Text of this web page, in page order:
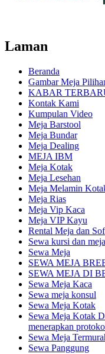
Laman
Beranda
Gambar Meja
KABAR
Kontak Kami
Kumpulan Video
Meja Barstool
Meja Bundar
Meja Dealing
MEJA IBM
Meja Kotak
Meja Lesehan
Meja Melamin
Meja Rias
Meja Vip Kaca
Meja VIP Kayu
Rental Meja dan
Sewa kursi dan
Sewa Meja
SEWA MEJA
SEWA MEJA DI
Sewa Meja Kaca
Sewa meja konsul
Sewa Meja Kotak
Sewa Meja Kotak
menerapkan
Sewa Meja
Sewa Panggung